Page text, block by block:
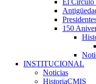
El Círculo
150
INSTITUCIONAL
Noticias
HistoriaCMIS